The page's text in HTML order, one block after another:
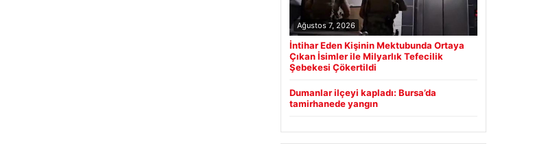
Ağustos 7, 2026
İntihar Eden Kişinin Mektubunda Ortaya
Çıkan İsimler ile Milyarlık Tefecilik
Şebekesi Çökertildi
Dumanlar ilçeyi kapladı: Bursa’da
tamirhanede yangın